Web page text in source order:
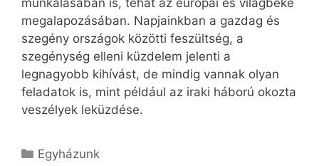
munkálásában is, tehát az európai és világbéke
megalapozásában. Napjainkban a gazdag és
szegény országok közötti feszültség, a
szegénység elleni küzdelem jelenti a
legnagyobb kihívást, de mindig vannak olyan
feladatok is, mint például az iraki háború okozta
veszélyek leküzdése.
Kategória
Egyházunk